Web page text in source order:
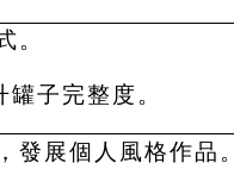
。
子完整度。
展個人風格作品。